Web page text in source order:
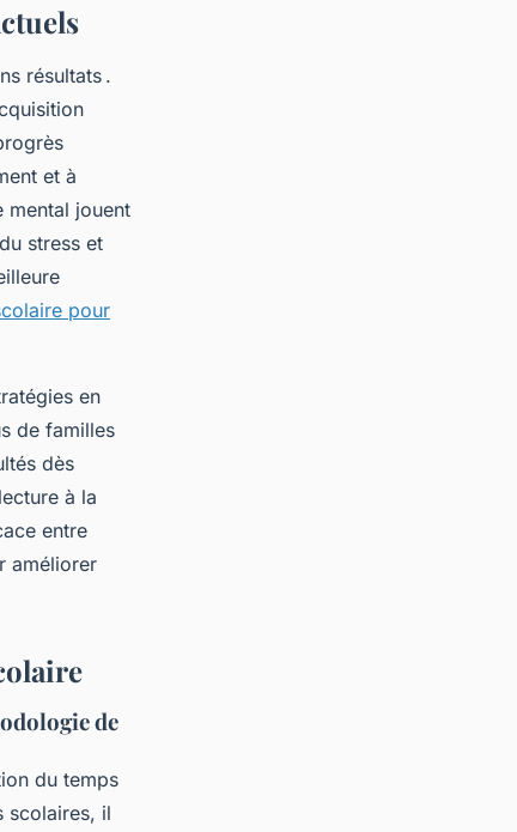
résultats .
et à
mental jouent
stress et
pour
en
de familles
dès
à la
entre
améliorer
de
du temps
scolaires, il